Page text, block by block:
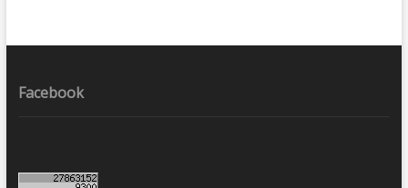
Facebook